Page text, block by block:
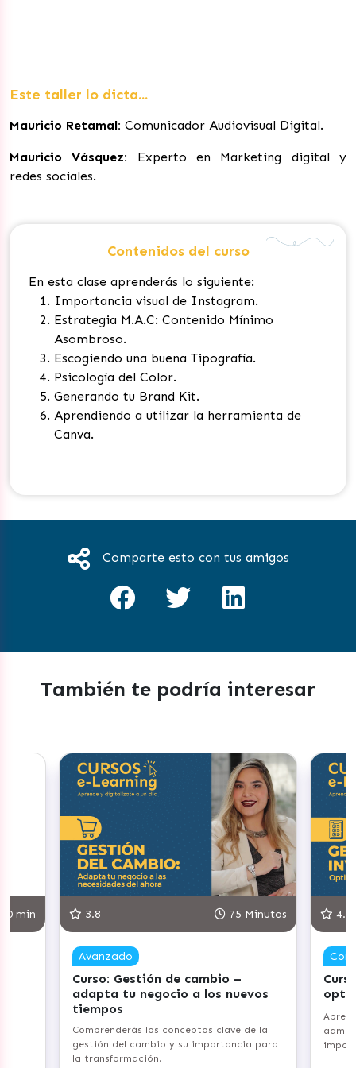
Este taller lo dicta...
Mauricio Retamal: Comunicador Audiovisual Digital.
Mauricio Vásquez: Experto en Marketing digital y
redes sociales.
Contenidos del curso
En esta clase aprenderás lo siguiente:
Importancia visual de Instagram.
Estrategia M.A.C: Contenido Mínimo
Asombroso.
Escogiendo una buena Tipografía.
Psicología del Color.
Generando tu Brand Kit.
Aprendiendo a utilizar la herramienta de
Canva.
Comparte esto con tus amigos
También te podría interesar
75 Minutos 90 Minutos
Competente
Curso: Gestiona tu Inventario –
optimiza tus procesos
Aprenderás los fundamentos de
administración de inventarios y su
importancia para tu emprendimiento.